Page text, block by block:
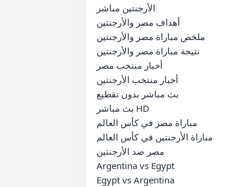
الأرجنتين مباشر
أهداف مصر والأرجنتين
ملخص مباراة مصر والأرجنتين
نتيجة مباراة مصر والأرجنتين
أخبار منتخب مصر
أخبار منتخب الأرجنتين
بث مباشر بدون تقطيع
بث مباشر HD
مباراة مصر في كأس العالم
مباراة الأرجنتين في كأس العالم
مصر ضد الأرجنتين
Argentina vs Egypt
Egypt vs Argentina